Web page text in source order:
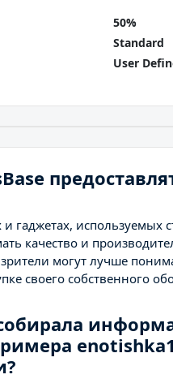
50%
Standard
User
гаджетах, используемых
качество и
могут лучше
своего собственного